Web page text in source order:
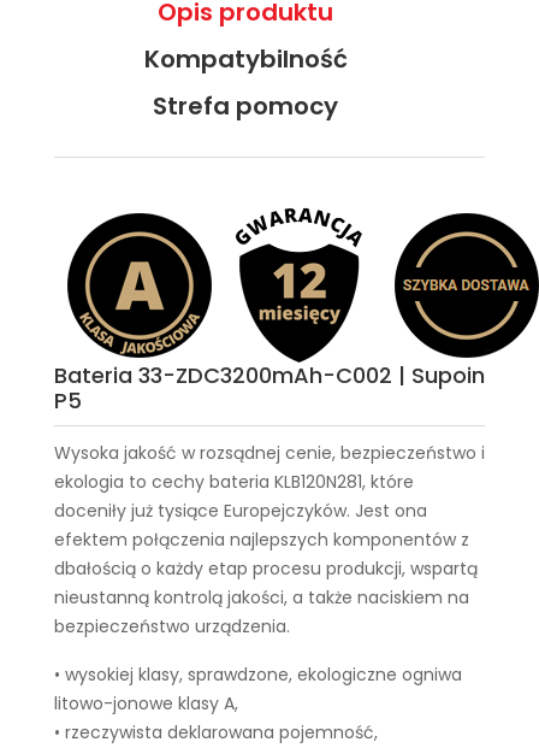
Opis produktu
Kompatybilność
Strefa pomocy
Bateria 33-ZDC3200mAh-C002 | Supoin
P5
Wysoka jakość w rozsądnej cenie, bezpieczeństwo i
ekologia to cechy bateria KLB120N281, które
doceniły już tysiące Europejczyków. Jest ona
efektem połączenia najlepszych komponentów z
dbałością o każdy etap procesu produkcji, wspartą
nieustanną kontrolą jakości, a także naciskiem na
bezpieczeństwo urządzenia.
• wysokiej klasy, sprawdzone, ekologiczne ogniwa
litowo-jonowe klasy A,
• rzeczywista deklarowana pojemność,